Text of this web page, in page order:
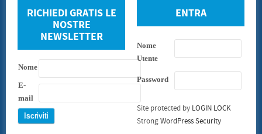
RICHIEDI GRATIS LE
NOSTRE
NEWSLETTER
Nome
E-
mail
ENTRA
Nome
Utente
Password
Site protected by LOGIN LOCK
StrongWordPress Security